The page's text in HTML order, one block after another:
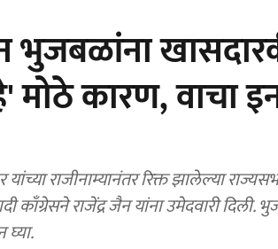
भुजबळांना
मोठे कारण, वाचा
राजीनाम्यानंतर रिक्त झालेल्या
काँग्रेसने राजेंद्र जैन यांना उमेदवारी दिली.